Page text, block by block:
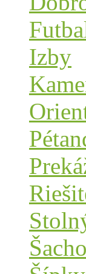
Izby